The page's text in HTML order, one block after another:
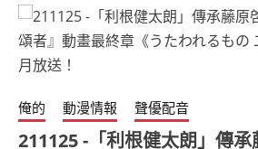
俺的 動漫情報 聲優配音
211125 -「利根健太朗」傳